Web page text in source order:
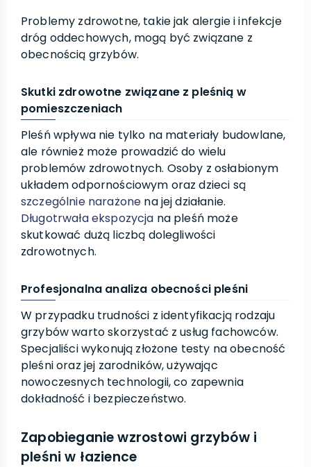
Problemy zdrowotne, takie jak alergie i infekcje
dróg oddechowych, mogą być związane z
obecnością grzybów.
Skutki zdrowotne związane z pleśnią w
pomieszczeniach
Pleśń wpływa nie tylko na materiały budowlane,
ale również może prowadzić do wielu
problemów zdrowotnych. Osoby z osłabionym
układem odpornościowym oraz dzieci są
szczególnie narażone na jej działanie.
Długotrwała ekspozycja na pleśń może
skutkować dużą liczbą dolegliwości
zdrowotnych.
Profesjonalna analiza obecności pleśni
W przypadku trudności z identyfikacją rodzaju
grzybów warto skorzystać z usług fachowców.
Specjaliści wykonują złożone testy na obecność
pleśni oraz jej zarodników, używając
nowoczesnych technologii, co zapewnia
dokładność i bezpieczeństwo.
Zapobieganie wzrostowi grzybów i
pleśni w łazience